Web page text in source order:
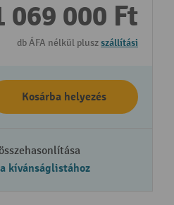
069 000 Ft
db ÁFA nélkül pluszszállítási
Kosárba helyezés
kívánságlistához